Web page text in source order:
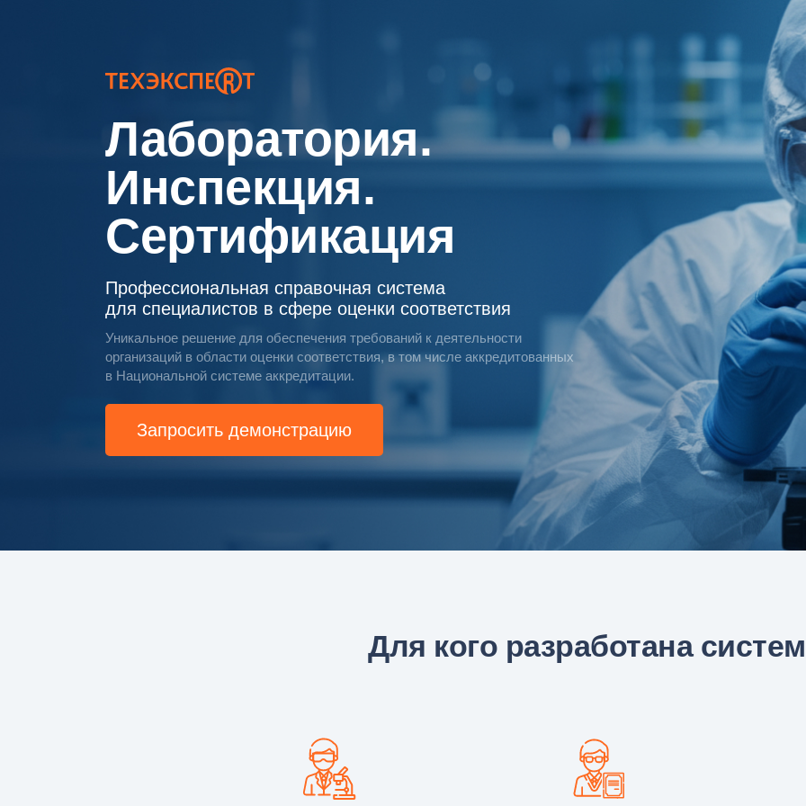
Лаборатория.
Инспекция.
Сертификация
Профессиональная справочная система
для специалистов в сфере оценки соответствия
Уникальное решение для обеспечения требований к деятельности
организаций в области оценки соответствия, в том числе аккредитованных
в Национальной системе аккредитации.
Запросить демонстрацию
Для кого разработана